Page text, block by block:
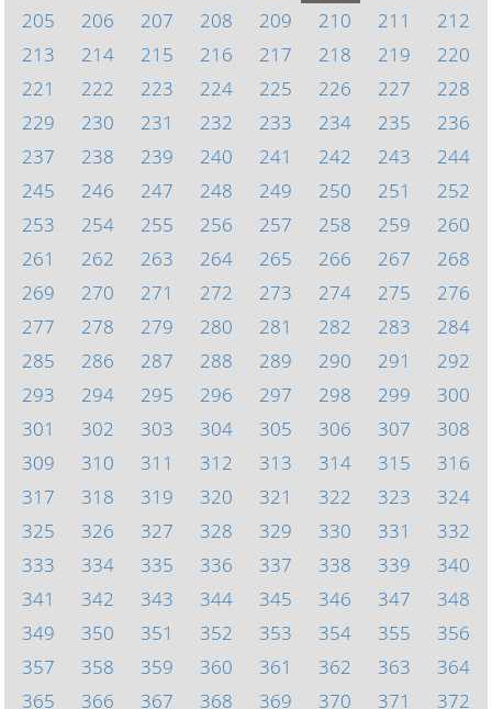
205
206 207 208 209 210 211
212
213
214 215 216 217 218 219
220
221
222 223 224 225 226 227
228
229
230 231 232 233 234 235
236
237
238 239 240 241 242 243
244
245
246 247 248 249 250 251
252
253
254 255 256 257 258 259
260
261
262 263 264 265 266 267
268
269
270 271 272 273 274 275
276
277
278 279 280 281 282 283
284
285
286 287 288 289 290 291
292
293
294 295 296 297 298 299
300
301
302 303 304 305 306 307
308
309
310 311 312 313 314 315
316
317
318 319 320 321 322 323
324
325
326 327 328 329 330 331
332
333
334 335 336 337 338 339
340
341
342 343 344 345 346 347
348
349
350 351 352 353 354 355
356
357
358 359 360 361 362 363
364
365
366 367 368 369 370 371 372